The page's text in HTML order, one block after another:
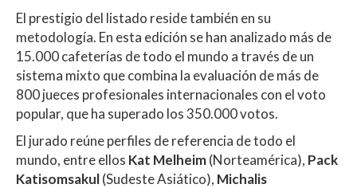
El prestigio del listado reside también en su
metodología. En esta edición se han analizado más de
15.000 cafeterías de todo el mundo a través de un
sistema mixto que combina la evaluación de más de
800 jueces profesionales internacionales con el voto
popular, que ha superado los 350.000 votos.
El jurado reúne perfiles de referencia de todo el
mundo, entre ellos Kat Melheim(Norteamérica), Pack
Katisomsakul(Sudeste Asiático), Michalis